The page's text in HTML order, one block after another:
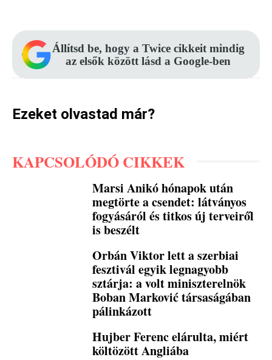
Állítsd be, hogy a Twice cikkeit mindig
az elsők között lásd a Google-ben
Ezeket olvastad már?
KAPCSOLÓDÓ CIKKEK
Marsi Anikó hónapok után
megtörte a csendet: látványos
fogyásáról és titkos új terveiről
is beszélt
Orbán Viktor lett a szerbiai
fesztivál egyik legnagyobb
sztárja: a volt miniszterelnök
Boban Marković társaságában
pálinkázott
Hujber Ferenc elárulta, miért
költözött Angliába